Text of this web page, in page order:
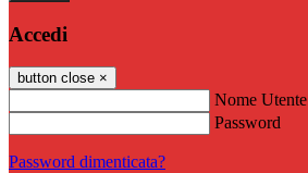
Accedi
button close ×
Nome Utente
Password
Password dimenticata?